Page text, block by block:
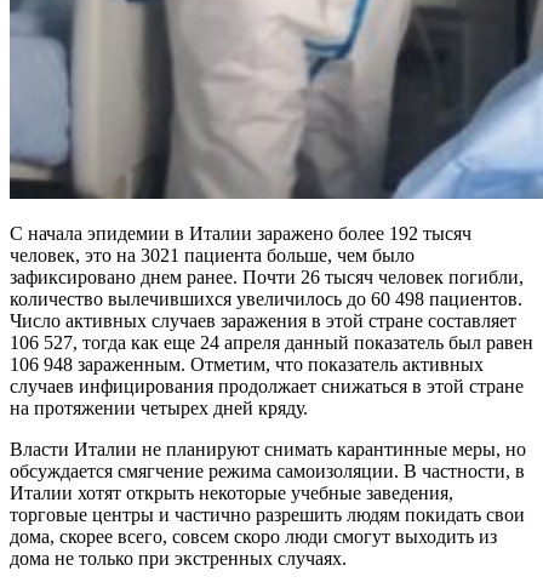
С начала эпидемии в Италии заражено более 192 тысяч
человек, это на 3021 пациента больше, чем было
зафиксировано днем ранее. Почти 26 тысяч человек погибли,
количество вылечившихся увеличилось до 60 498 пациентов.
Число активных случаев заражения в этой стране составляет
106 527, тогда как еще 24 апреля данный показатель был равен
106 948 зараженным. Отметим, что показатель активных
случаев инфицирования продолжает снижаться в этой стране
на протяжении четырех дней кряду.
Власти Италии не планируют снимать карантинные меры, но
обсуждается смягчение режима самоизоляции. В частности, в
Италии хотят открыть некоторые учебные заведения,
торговые центры и частично разрешить людям покидать свои
дома, скорее всего, совсем скоро люди смогут выходить из
дома не только при экстренных случаях.